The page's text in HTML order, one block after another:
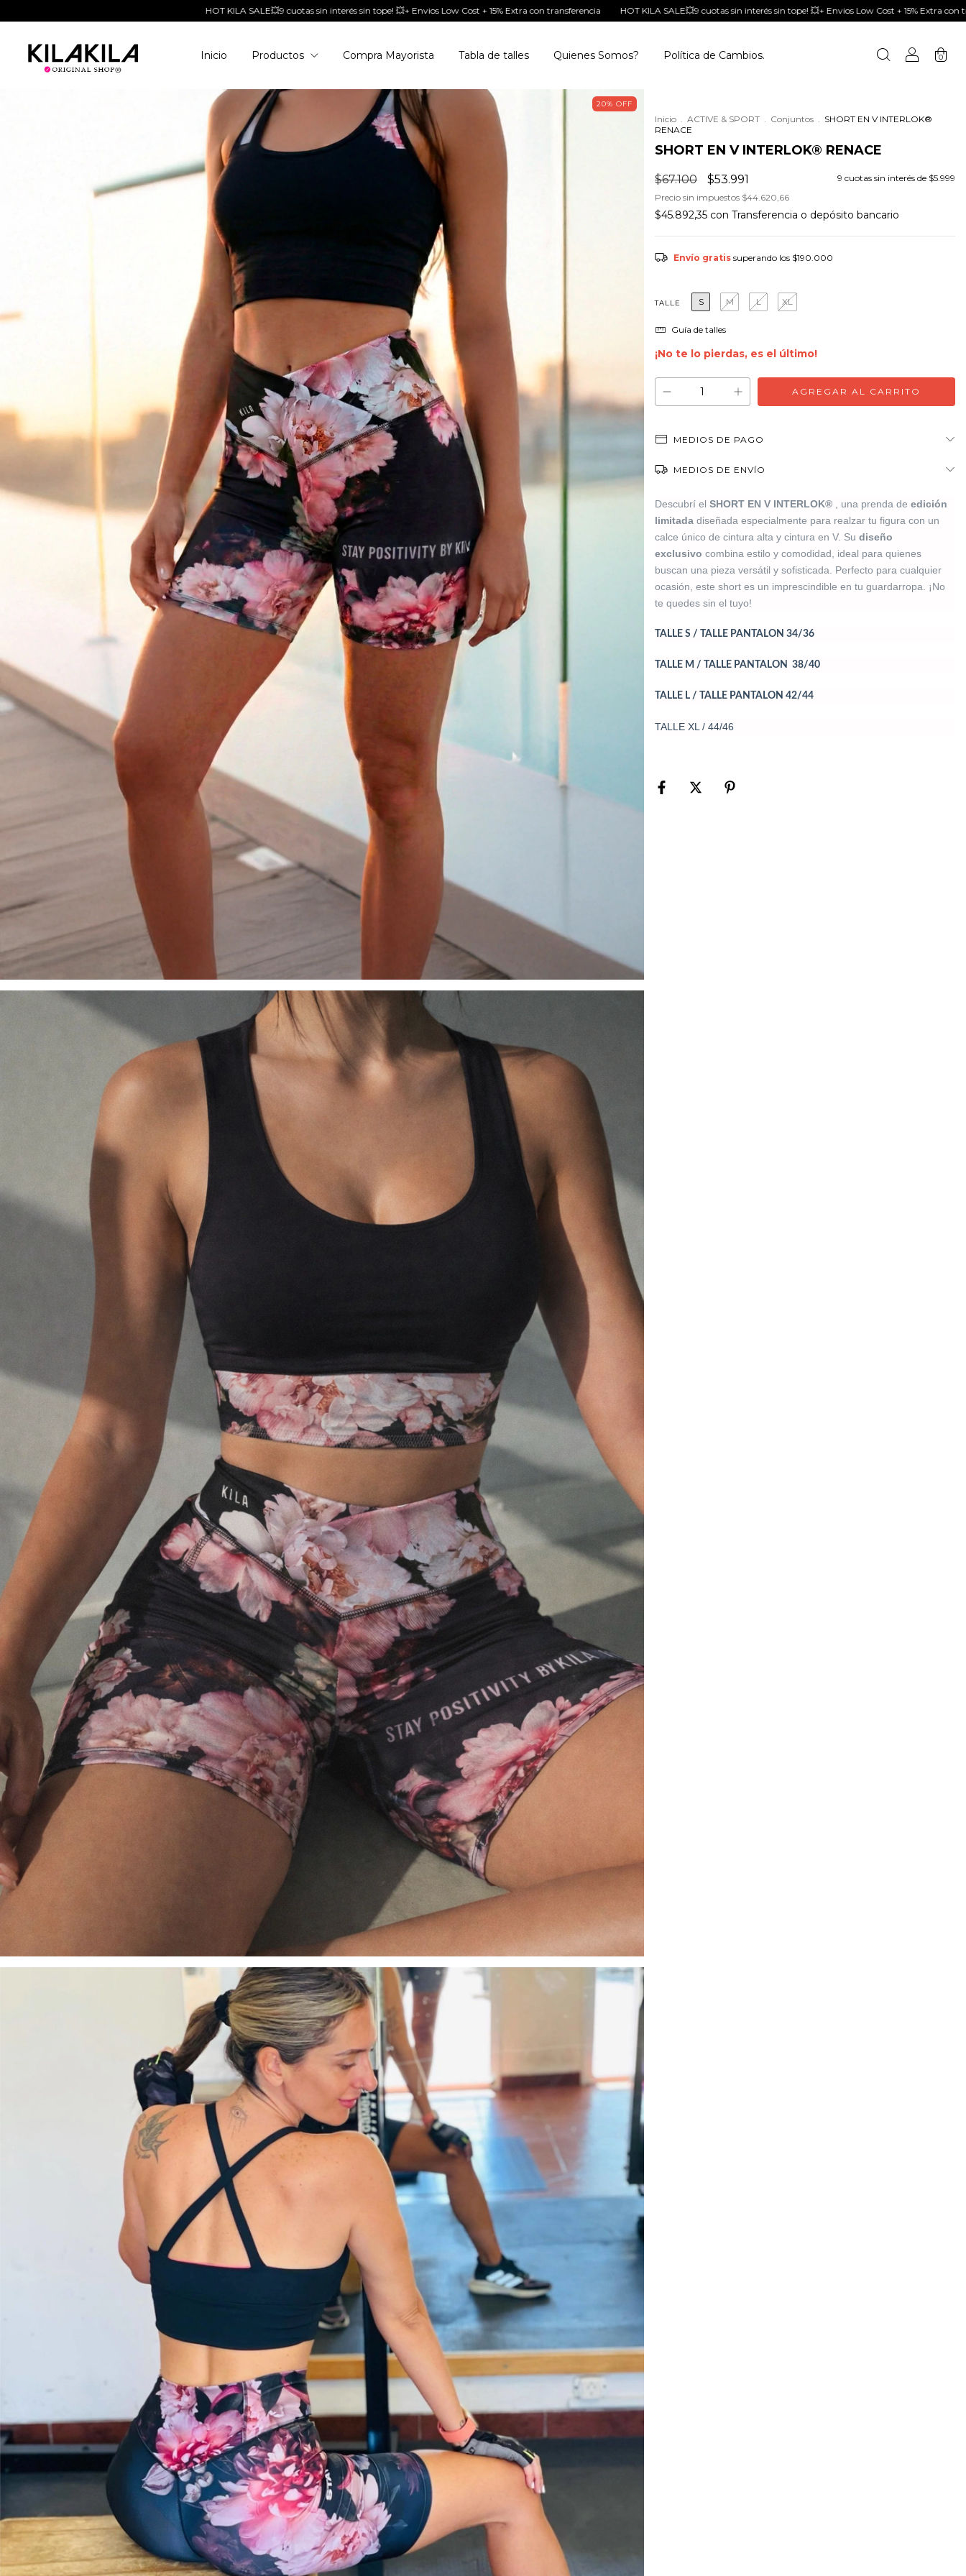
HOT KILA SALE💥9 cuotas sin interés sin tope! 💥+ Envios Low Cost + 15% Extra con transferencia HOT KILA SALE💥9 cuotas sin interés sin tope! 💥+ Envios Low Cost + 15% Extra con transferencia HOT KILA SALE💥9 cuotas
Inicio Productos Compra Mayorista Tabla de talles Quienes Somos? Política de Cambios. 0
20% OFF
Inicio ACTIVE & SPORT Conjuntos
SHORT EN V INTERLOK®
RENACE
SHORT EN V INTERLOK® RENACE
$67.100 $53.991 9 cuotas sin interés de $5.999
Precio sin impuestos $44.620,66
$45.892,35 con Transferencia o depósito bancario
Envío gratis superando los $190.000
TALLE S M L XL
Guía de talles
¡No te lo pierdas, es el último!
MEDIOS DE PAGO
MEDIOS DE ENVÍO
Descubrí el SHORT EN V INTERLOK® , una prenda de edición
limitada diseñada especialmente para realzar tu figura con un
calce único de cintura alta y cintura en V. Su diseño
exclusivo combina estilo y comodidad, ideal para quienes
buscan una pieza versátil y sofisticada. Perfecto para cualquier
ocasión, este short es un imprescindible en tu guardarropa. ¡No
te quedes sin el tuyo!
TALLE S / TALLE PANTALON 34/36
TALLE M / TALLE PANTALON 38/40
TALLE L / TALLE PANTALON 42/44
TALLE XL / 44/46